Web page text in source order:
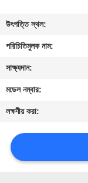
যোগাযোগ
করুন
উদ্ধৃতির
আবেদন
উৎপত্তি স্থল:
পরিচিতিমুলক নাম:
সাক্ষ্যদান:
মডেল নম্বার:
লক্ষণীয় করা: